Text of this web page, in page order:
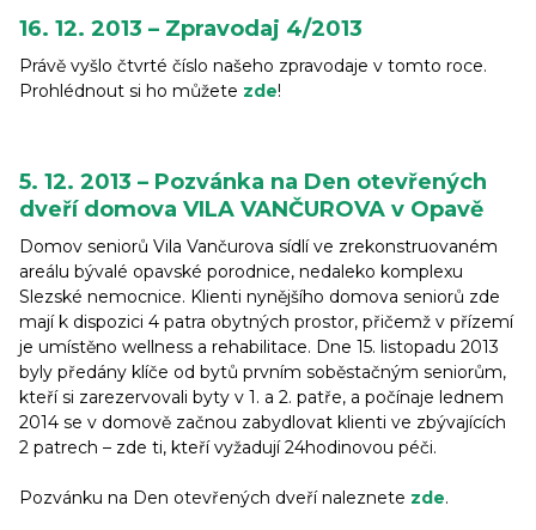
16. 12. 2013 – Zpravodaj 4/2013
Právě vyšlo čtvrté číslo našeho zpravodaje v tomto roce.
Prohlédnout si ho můžete zde!
5. 12. 2013 – Pozvánka na Den otevřených
dveří domova VILA VANČUROVA v Opavě
Domov seniorů Vila Vančurova sídlí ve zrekonstruovaném
areálu bývalé opavské porodnice, nedaleko komplexu
Slezské nemocnice. Klienti nynějšího domova seniorů zde
mají k dispozici 4 patra obytných prostor, přičemž v přízemí
je umístěno wellness a rehabilitace. Dne 15. listopadu 2013
byly předány klíče od bytů prvním soběstačným seniorům,
kteří si zarezervovali byty v 1. a 2. patře, a počínaje lednem
2014 se v domově začnou zabydlovat klienti ve zbývajících
2 patrech – zde ti, kteří vyžadují 24hodinovou péči.
Pozvánku na Den otevřených dveří naleznete zde.